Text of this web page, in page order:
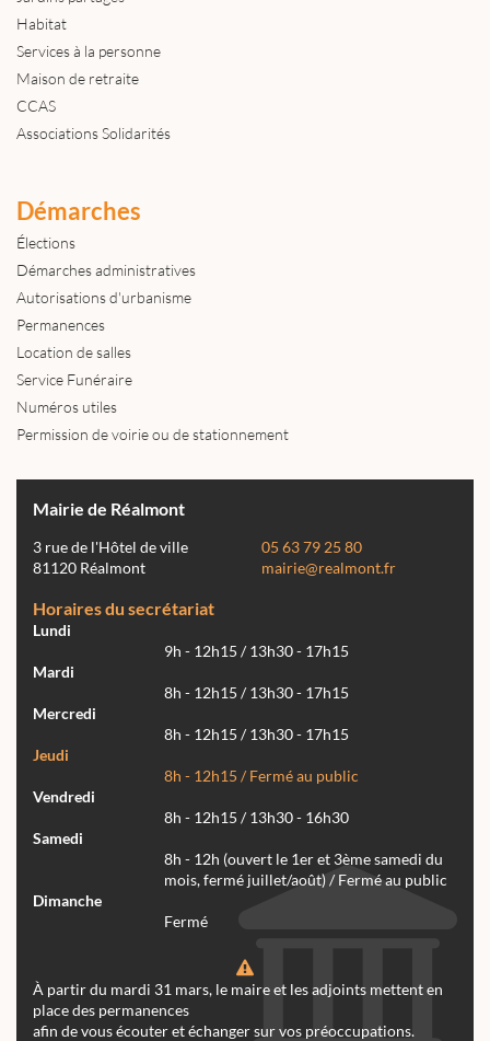
Habitat
Services à la personne
Maison de retraite
CCAS
Associations Solidarités
Démarches
Élections
Démarches administratives
Autorisations d'urbanisme
Permanences
Location de salles
Service Funéraire
Numéros utiles
Permission de voirie ou de stationnement
Mairie de Réalmont
3 rue de l'Hôtel de ville
81120 Réalmont
05 63 79 25 80
mairie@realmont.fr
Horaires du secrétariat
Lundi
9h - 12h15 / 13h30 - 17h15
Mardi
8h - 12h15 / 13h30 - 17h15
Mercredi
8h - 12h15 / 13h30 - 17h15
Jeudi
8h - 12h15 / Fermé au public
Vendredi
8h - 12h15 / 13h30 - 16h30
Samedi
8h - 12h (ouvert le 1er et 3ème samedi du
mois, fermé juillet/août) / Fermé au public
Dimanche
Fermé
À partir du mardi 31 mars, le maire et les adjoints mettent en
place des permanences
afin de vous écouter et échanger sur vos préoccupations.